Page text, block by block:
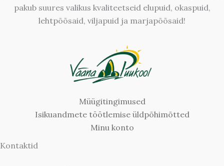
pakub suures valikus kvaliteetseid elupuid, okaspuid,
lehtpõõsaid, viljapuid ja marjapõõsaid!
Müügitingimused
Isikuandmete töötlemise üldpõhimõtted
Minu konto
Kontaktid